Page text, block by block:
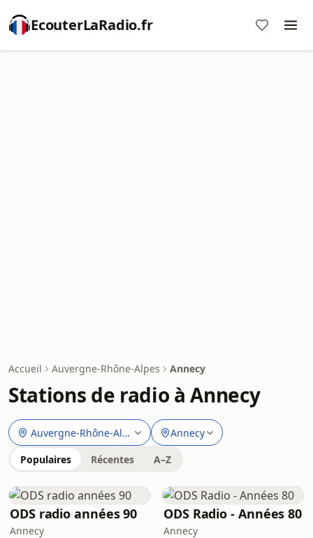
EcouterLaRadio.fr
Accueil Auvergne-Rhône-Alpes Annecy
Stations de radio à Annecy
Auvergne-Rhône-Alpes Annecy
Populaires Récentes A–Z
ODS radio années 90
Annecy
ODS Radio - Années 80
Annecy